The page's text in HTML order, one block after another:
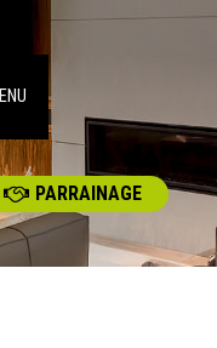
PARRAINAGE